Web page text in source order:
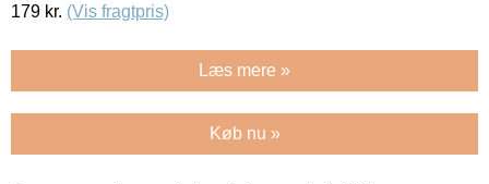
179 kr. (Vis fragtpris)
Læs mere »
Køb nu »